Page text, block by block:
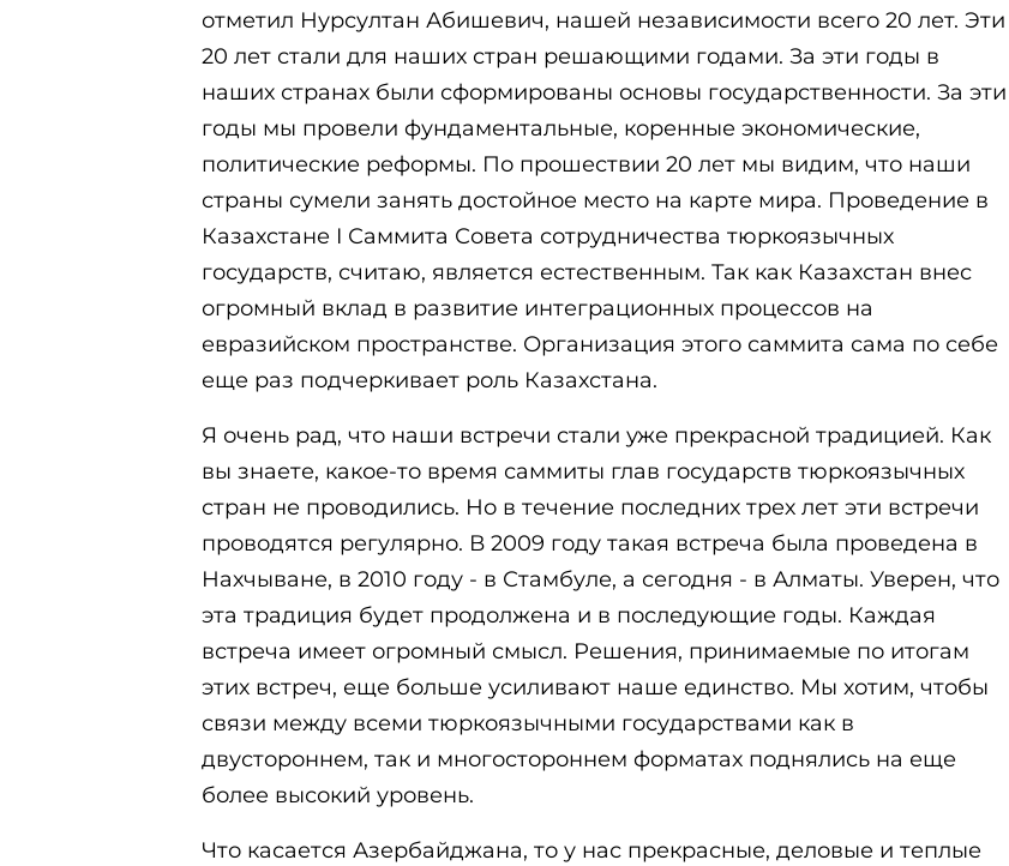
отметил Нурсултан Абишевич, нашей независимости всего 20 лет. Эти
20 лет стали для наших стран решающими годами. За эти годы в
наших странах были сформированы основы государственности. За эти
годы мы провели фундаментальные, коренные экономические,
политические реформы. По прошествии 20 лет мы видим, что наши
страны сумели занять достойное место на карте мира. Проведение в
Казахстане I Саммита Совета сотрудничества тюркоязычных
государств, считаю, является естественным. Так как Казахстан внес
огромный вклад в развитие интеграционных процессов на
евразийском пространстве. Организация этого саммита сама по себе
еще раз подчеркивает роль Казахстана.
Я очень рад, что наши встречи стали уже прекрасной традицией. Как
вы знаете, какое-то время саммиты глав государств тюркоязычных
стран не проводились. Но в течение последних трех лет эти встречи
проводятся регулярно. В 2009 году такая встреча была проведена в
Нахчыване, в 2010 году - в Стамбуле, а сегодня - в Алматы. Уверен, что
эта традиция будет продолжена и в последующие годы. Каждая
встреча имеет огромный смысл. Решения, принимаемые по итогам
этих встреч, еще больше усиливают наше единство. Мы хотим, чтобы
связи между всеми тюркоязычными государствами как в
двустороннем, так и многостороннем форматах поднялись на еще
более высокий уровень.
Что касается Азербайджана, то у нас прекрасные, деловые и теплые